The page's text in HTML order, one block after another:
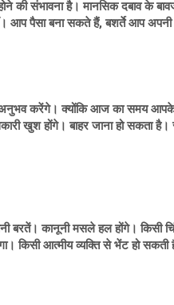
की संभावना है। मानसिक दबाव के
पैसा बना सकते हैं, बशर्ते आप अपनी
करेंगे। क्योंकि आज का समय आपके
खुश होंगे। बाहर जाना हो सकता है।
कानूनी मसले हल होंगे। किसी
किसी आत्मीय व्यक्ति से भेंट हो सकती